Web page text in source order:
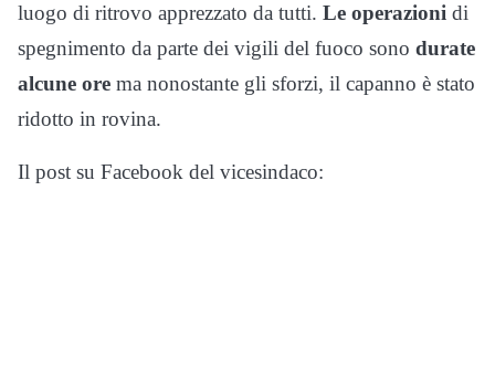
luogo di ritrovo apprezzato da tutti. Le operazioni di
spegnimento da parte dei vigili del fuoco sono durate
alcune ore ma nonostante gli sforzi, il capanno è stato
ridotto in rovina.
Il post su Facebook del vicesindaco: